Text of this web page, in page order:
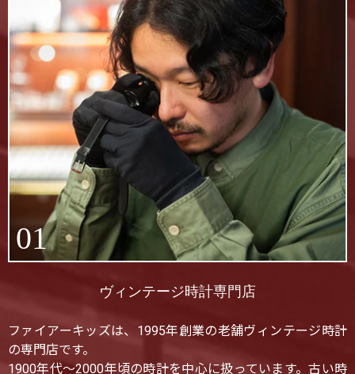
01
ヴィンテージ時計専門店
ファイアーキッズは、1995年創業の老舗ヴィンテージ時計
の専門店です。
1900年代〜2000年頃の時計を中心に扱っています。古い時